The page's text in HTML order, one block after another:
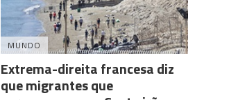
MUNDO
Extrema-direita francesa diz
que migrantes que